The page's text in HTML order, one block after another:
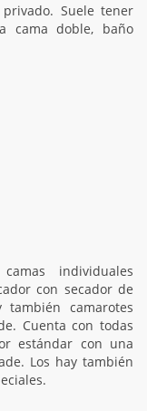
Suele tener
cama doble, baño
individuales
con secador de
camarotes
Cuenta con todas
estándar con una
Los hay también